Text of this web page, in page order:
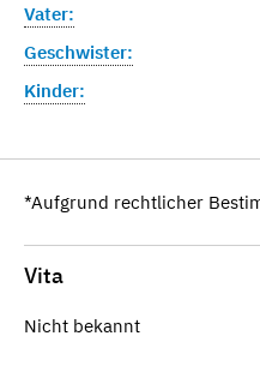
Vater:
Geschwister:
Kinder:
*Aufgrund rechtlicher
Vita
Nicht bekannt